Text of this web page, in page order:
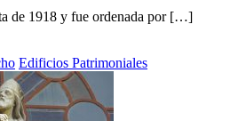
de 1918 y fue ordenada por […]
Edificios Patrimoniales